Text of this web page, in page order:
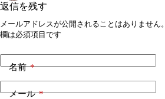
返信を残す
メールアドレスが公開されることはありません。
欄は必須項目です
名前*
メール*